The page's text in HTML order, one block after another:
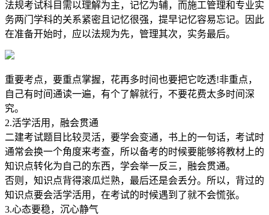
法规考试科目需以理解为主，记忆为辅，而施工管理和专业实
务两门学科的关系紧密且记忆很强，提早记忆容易忘记。因此
在准备开始时，应以法规为先，管理其次，实务最后。
重要考点，要重点掌握，花再多时间也要把它吃透!非重点，
自己有时间通读一遍，有个了解就行，不要花费太多时间深
究。
2.活学活用，融会贯通
二建考试题目比较灵活，要学会变通，书上的一句话，考试时
通常会换一个角度来考查，所以备考的时候要能够将教材上的
知识点转化为自己的东西，学会举一反三，融会贯通。
否则，知识点背得滚瓜烂熟，最后还是会丢分。所以，背过的
知识点要会活学活用，在考试的时候遇到了就不会慌张。
3.心态要稳，沉心静气